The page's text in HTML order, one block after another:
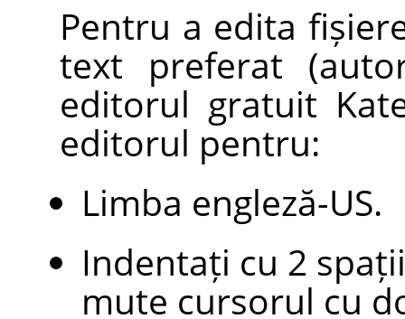
Pentru a edita
text preferat
editorul gratuit
editorul pentru:
Limba engleză-US.
Indentați cu 2
mute cursorul cu